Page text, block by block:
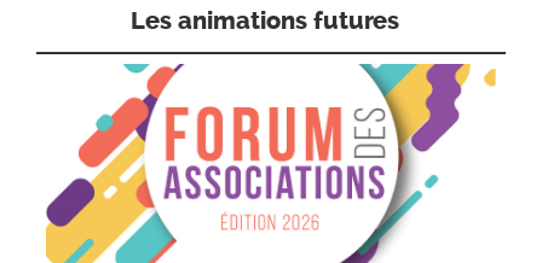
Les animations futures